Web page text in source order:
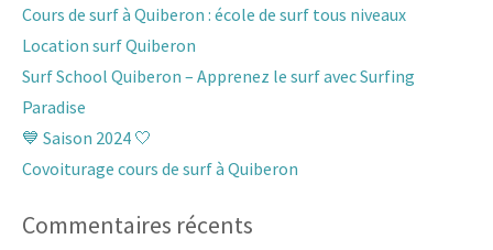
Cours de surf à Quiberon : école de surf tous niveaux
Location surf Quiberon
Surf School Quiberon – Apprenez le surf avec Surfing
Paradise
💙 Saison 2024 🤍
Covoiturage cours de surf à Quiberon
Commentaires récents